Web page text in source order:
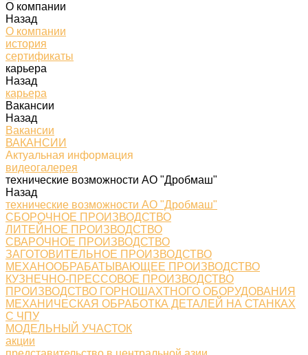
О компании
Назад
О компании
история
сертификаты
карьера
Назад
карьера
Вакансии
Назад
Вакансии
ВАКАНСИИ
Актуальная информация
видеогалерея
технические возможности АО "Дробмаш"
Назад
технические возможности АО "Дробмаш"
СБОРОЧНОЕ ПРОИЗВОДСТВО
ЛИТЕЙНОЕ ПРОИЗВОДСТВО
СВАРОЧНОЕ ПРОИЗВОДСТВО
ЗАГОТОВИТЕЛЬНОЕ ПРОИЗВОДСТВО
МЕХАНООБРАБАТЫВАЮЩЕЕ ПРОИЗВОДСТВО
КУЗНЕЧНО-ПРЕССОВОЕ ПРОИЗВОДСТВО
ПРОИЗВОДСТВО ГОРНОШАХТНОГО ОБОРУДОВАНИЯ
МЕХАНИЧЕСКАЯ ОБРАБОТКА ДЕТАЛЕЙ НА СТАНКАХ
С ЧПУ
МОДЕЛЬНЫЙ УЧАСТОК
акции